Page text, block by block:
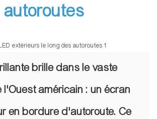
autoroutes
brille dans le vaste
américain : un écran
en bordure d'autoroute. Ce